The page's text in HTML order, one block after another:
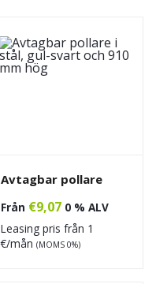
Avtagbar pollare
Från €9,07 0 % ALV
Leasing pris från 1
€/mån (MOMS 0%)